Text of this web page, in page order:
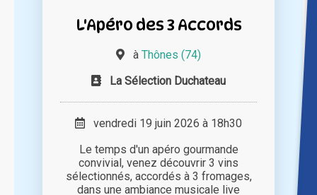
L'Apéro des 3 Accords
à Thônes (74)
La Sélection Duchateau
vendredi 19 juin 2026 à 18h30
Le temps d'un apéro gourmande
convivial, venez découvrir 3 vins
sélectionnés, accordés à 3 fromages,
dans une ambiance musicale live